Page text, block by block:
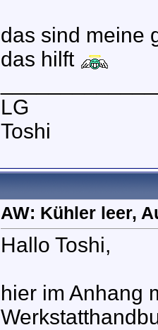
das sind meine
das hilft
LG
Toshi
AW: Kühler leer,
Hallo Toshi,
hier im Anhang